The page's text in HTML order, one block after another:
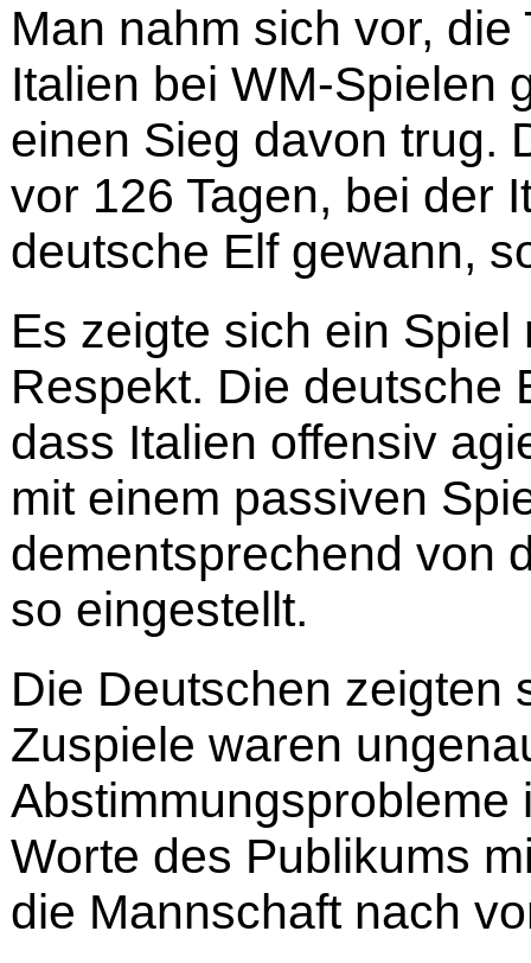
Man nahm sich vor,
Italien bei WM-Spielen
einen Sieg davon trug.
vor 126 Tagen, bei der
deutsche Elf gewann,
Es zeigte sich ein
Respekt. Die deutsche
dass Italien offensiv
mit einem passiven
dementsprechend von
so eingestellt.
Die Deutschen zeigten
Zuspiele waren
Abstimmungsprobleme
Worte des Publikums
die Mannschaft nach